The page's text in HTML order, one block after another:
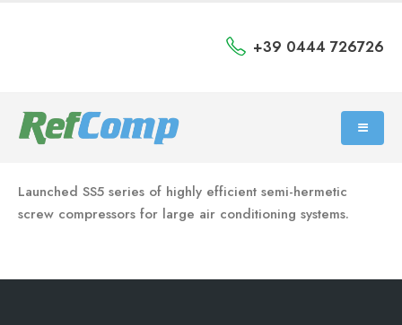
+39 0444 726726
Launched SS5 series of highly efficient semi-hermetic
screw compressors for large air conditioning systems.